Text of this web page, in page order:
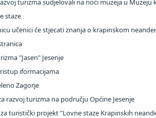
turizma sudjelovali na noći muzeja u Muzeju
staze
učenici će stjecati znanja o krapinskom
"Jasen" Jesenje
iformacijama
Zagorje
razvoj turizma na području Općine Jesenje
turistički projekt "Lovne staze Krapinskih